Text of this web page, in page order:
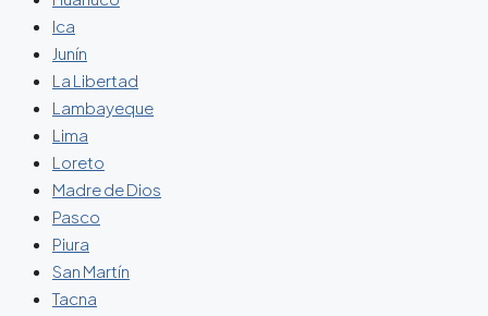
Ica
Junín
La Libertad
Lambayeque
Lima
Loreto
Madre de Dios
Pasco
Piura
San Martín
Tacna